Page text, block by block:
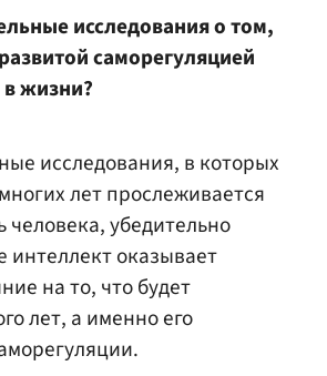
исследования о том,
саморегуляцией
жизни?
исследования, в которых
лет прослеживается
человека, убедительно
интеллект оказывает
на то, что будет
лет, а именно его